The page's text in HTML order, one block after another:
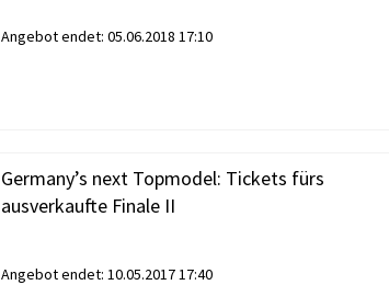
Angebot endet: 05.06.2018 17:10
Germany’s next Topmodel: Tickets fürs
ausverkaufte Finale II
Angebot endet: 10.05.2017 17:40